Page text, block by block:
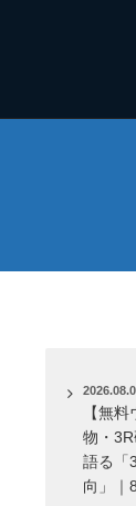
【無
物・
語る「
向」｜